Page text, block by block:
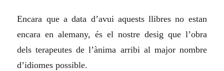
Encara que a data d’avui aquests llibres no estan
encara en alemany, és el nostre desig que l’obra
dels terapeutes de l’ànima arribi al major nombre
d’idiomes possible.